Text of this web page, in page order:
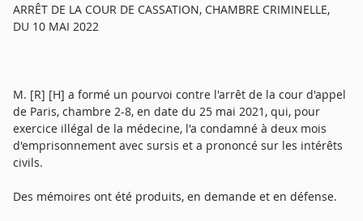
ARRÊT DE LA COUR DE CASSATION, CHAMBRE CRIMINELLE,
DU 10 MAI 2022
M. [R] [H] a formé un pourvoi contre l'arrêt de la cour d'appel
de Paris, chambre 2-8, en date du 25 mai 2021, qui, pour
exercice illégal de la médecine, l'a condamné à deux mois
d'emprisonnement avec sursis et a prononcé sur les intérêts
civils.
Des mémoires ont été produits, en demande et en défense.